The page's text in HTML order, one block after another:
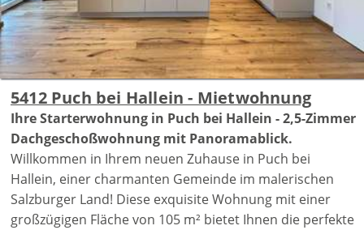
5412 Puch bei Hallein - Mietwohnung
Ihre Starterwohnung in Puch bei Hallein - 2,5-Zimmer
Dachgeschoßwohnung mit Panoramablick.
Willkommen in Ihrem neuen Zuhause in Puch bei
Hallein, einer charmanten Gemeinde im malerischen
Salzburger Land! Diese exquisite Wohnung mit einer
großzügigen Fläche von 105 m² bietet Ihnen die perfekte